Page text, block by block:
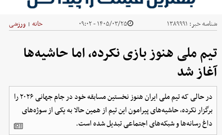
شناسه خبر: ۱۳۸۹۹۹۱ ۱۴۰۵/۰۳/۲۵ - ۰۹:۰۲ خانه | ورزشی
تیم ملی هنوز بازی نکرده، اما حاشیه‌ها
آغاز شد
در حالی که تیم ملی ایران هنوز نخستین مسابقه خود در جام جهانی ۲۰۲۶ را
برگزار نکرده، حاشیه‌های پیرامون این تیم از همین حالا به یکی از سوژه‌های
داغ رسانه‌ها و شبکه‌های اجتماعی تبدیل شده است.